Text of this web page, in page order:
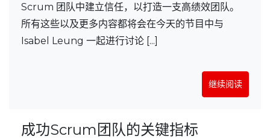
Scrum 团队中建立信任，以打造一支高绩效团队。
所有这些以及更多内容都将会在今天的节目中与
Isabel Leung 一起进行讨论 [...]
继续阅读
成功Scrum团队的关键指标